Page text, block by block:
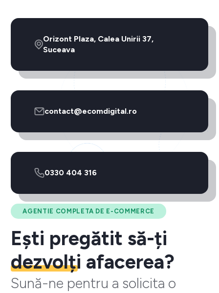
AGENTIE COMPLETA DE E-COMMERCE
Ești pregătit să-ți
dezvolți afacerea?
Sună-ne pentru a solicita o
Orizont Plaza, Calea Unirii 37,
Suceava
contact@ecomdigital.ro
0330 404 316